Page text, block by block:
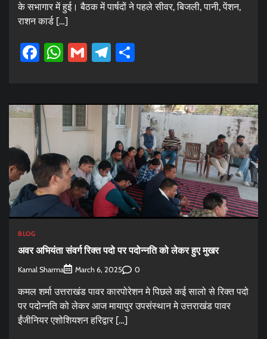
के सभागार में हुई। बैठक में पार्षदों ने पहले सीवर, बिजली, पानी, पेंशन,
राशन कार्ड […]
Facebook
WhatsApp
GmailTelegram
BLOG
अवर अभियंता संवर्ग रिक्त पदो पर पदोन्नति को लेकर हुए मुखर
Kamal Sharma March 6, 2025 0
कमल शर्मा उत्तराखंड पावर कारपोरेशन मे पिछले कई सालो से रिक्त पदो
पर पदोन्नति को लेकर आज मायापुर उपसंस्थान मे उत्तराखंड पावर
ईंजीनियर एशोशियशन हरिद्वार […]